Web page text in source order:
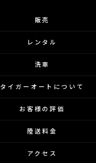
販売
レンタル
洗車
タイガーオートについて
お客様の評価
陸送料金
アクセス